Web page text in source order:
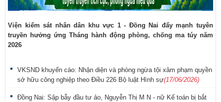
Viện kiểm sát nhân dân khu vực 1 - Đồng Nai đẩy mạnh tuyên
truyền hưởng ứng Tháng hành động phòng, chống ma túy năm
2026
VKSND khuyến cáo: Nhận diện và phòng ngừa tội xâm phạm quyền
sở hữu công nghiệp theo Điều 226 Bộ luật Hình sự(17/06/2026)
Đồng Nai: Sập bẫy đầu tư ảo, Nguyễn Thị M N - nữ Kế toán bị bắt